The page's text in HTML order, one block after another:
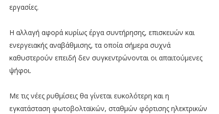
εργασίες.
Η αλλαγή αφορά κυρίως έργα συντήρησης, επισκευών και
ενεργειακής αναβάθμισης, τα οποία σήμερα συχνά
καθυστερούν επειδή δεν συγκεντρώνονται οι απαιτούμενες
ψήφοι.
Με τις νέες ρυθμίσεις θα γίνεται ευκολότερη και η
εγκατάσταση φωτοβολταϊκών, σταθμών φόρτισης ηλεκτρικών